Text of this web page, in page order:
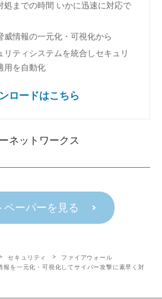
処までの時間 いかに迅速に対応で
威情報の一元化・可視化から
リティシステムを統合しセキュリ
用を自動化
ロードはこちら
ネットワークス
ペーパーを見る
セキュリティ
ファイアウォール
報を一元化・可視化してサイバー攻撃に素早く対